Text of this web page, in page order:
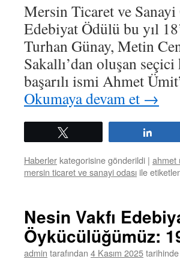
Mersin Ticaret ve Sanayi
Edebiyat Ödülü bu yıl
Turhan Günay, Metin
Sakallı’dan oluşan
başarılı ismi Ahmet
Okumaya devam et →
Haberler kategorisine gönderildi | ahmet
mersin ticaret ve sanayi odası ile
Nesin Vakfı
Öykücülüğümüz:
admin tarafından 4 Kasım 2025